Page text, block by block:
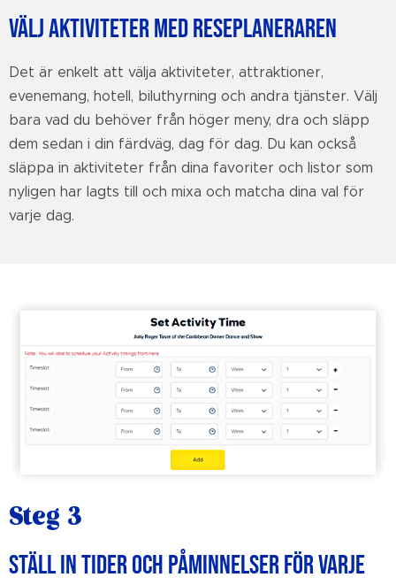
VÄLJ AKTIVITETER MED RESEPLANERAREN
Det är enkelt att välja aktiviteter, attraktioner,
evenemang, hotell, biluthyrning och andra tjänster. Välj
bara vad du behöver från höger meny, dra och släpp
dem sedan i din färdväg, dag för dag. Du kan också
släppa in aktiviteter från dina favoriter och listor som
nyligen har lagts till och mixa och matcha dina val för
varje dag.
Steg 3
STÄLL IN TIDER OCH PÅMINNELSER FÖR VARJE